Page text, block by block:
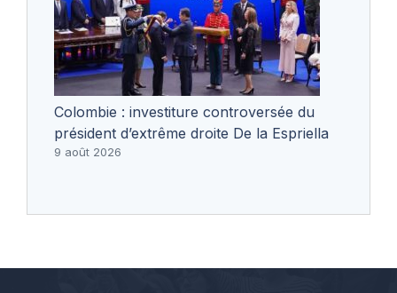
Colombie : investiture controversée du
président d’extrême droite De la Espriella
9 août 2026